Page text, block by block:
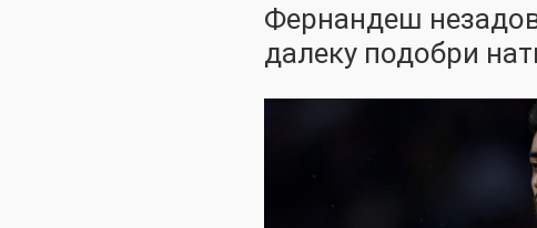
Фернандеш
далеку подобри